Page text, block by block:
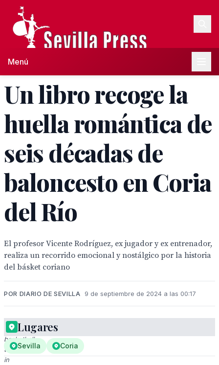
Menú
Un libro recoge la
huella romántica de
seis décadas de
baloncesto en Coria
del Río
El profesor Vicente Rodríguez, ex jugador y ex entrenador,
realiza un recorrido emocional y nostálgico por la historia
del básket coriano
POR DIARIO DE SEVILLA 9 de septiembre de 2024 a las 00:17
Historic
basketball
team
in
Lugares
Sevilla Coria